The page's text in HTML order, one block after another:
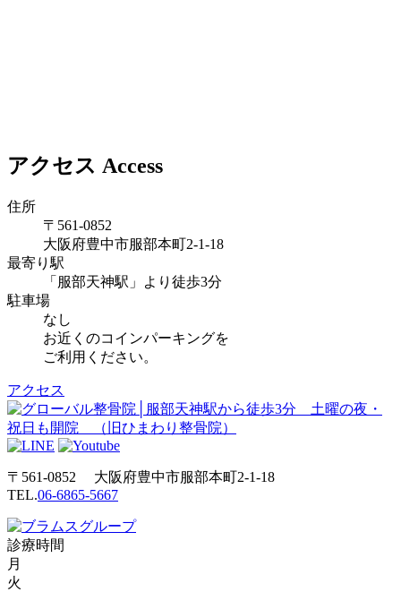
アクセス Access
住所
〒561-0852
大阪府豊中市服部本町2-1-18
最寄り駅
「服部天神駅」より徒歩3分
駐車場
なし
お近くのコインパーキングを
ご利用ください。
アクセス
〒561-0852 大阪府豊中市服部本町2-1-18
TEL.06-6865-5667
診療時間
月
火